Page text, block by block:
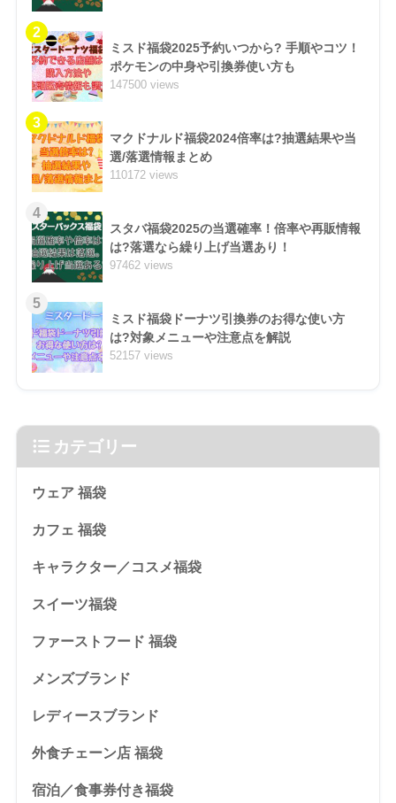
2
ミスド福袋2025予約いつから? 手順やコツ！
ポケモンの中身や引換券使い方も
147500 views
3
マクドナルド福袋2024倍率は?抽選結果や当
選/落選情報まとめ
110172 views
4
スタバ福袋2025の当選確率！倍率や再販情報
は?落選なら繰り上げ当選あり！
97462 views
5
ミスド福袋ドーナツ引換券のお得な使い方
は?対象メニューや注意点を解説
52157 views
カテゴリー
ウェア 福袋
カフェ 福袋
キャラクター／コスメ福袋
スイーツ福袋
ファーストフード 福袋
メンズブランド
レディースブランド
外食チェーン店 福袋
宿泊／食事券付き福袋